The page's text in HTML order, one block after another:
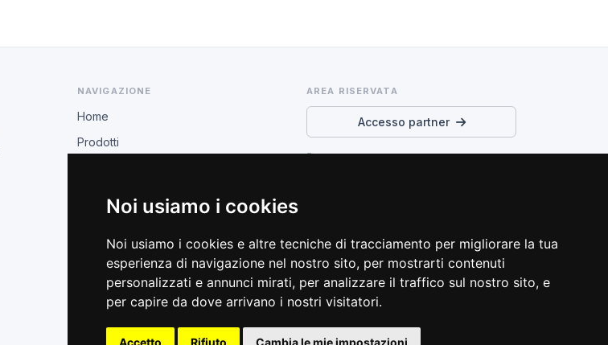
Noi usiamo i cookies
Noi usiamo i cookies e altre tecniche di tracciamento per migliorare la tua
esperienza di navigazione nel nostro sito, per mostrarti contenuti
personalizzati e annunci mirati, per analizzare il traffico sul nostro sito, e
per capire da dove arrivano i nostri visitatori.
Accetto Rifiuto Cambia le mie impostazioni
NAVIGAZIONE
Home
Prodotti
Condizioni B2B
Catalogo 2026
Formazione tecnica
AREA RISERVATA
Accesso partner